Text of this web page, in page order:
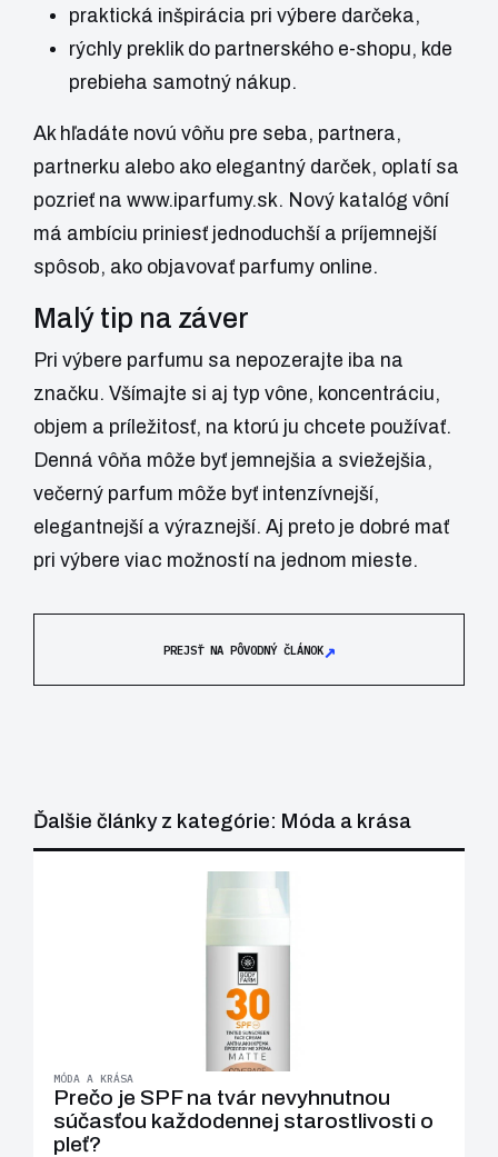
praktická inšpirácia pri výbere darčeka,
rýchly preklik do partnerského e-shopu, kde
prebieha samotný nákup.
Ak hľadáte novú vôňu pre seba, partnera,
partnerku alebo ako elegantný darček, oplatí sa
pozrieť na www.iparfumy.sk. Nový katalóg vôní
má ambíciu priniesť jednoduchší a príjemnejší
spôsob, ako objavovať parfumy online.
Malý tip na záver
Pri výbere parfumu sa nepozerajte iba na
značku. Všímajte si aj typ vône, koncentráciu,
objem a príležitosť, na ktorú ju chcete používať.
Denná vôňa môže byť jemnejšia a sviežejšia,
večerný parfum môže byť intenzívnejší,
elegantnejší a výraznejší. Aj preto je dobré mať
pri výbere viac možností na jednom mieste.
PREJSŤ NA PÔVODNÝ ČLÁNOK↗
Ďalšie články z kategórie: Móda a krása
MÓDA A KRÁSA
Prečo je SPF na tvár nevyhnutnou
súčasťou každodennej starostlivosti o
pleť?